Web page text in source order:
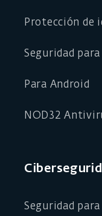
Protección de
Seguridad
Para Android
NOD32
Seguridad para